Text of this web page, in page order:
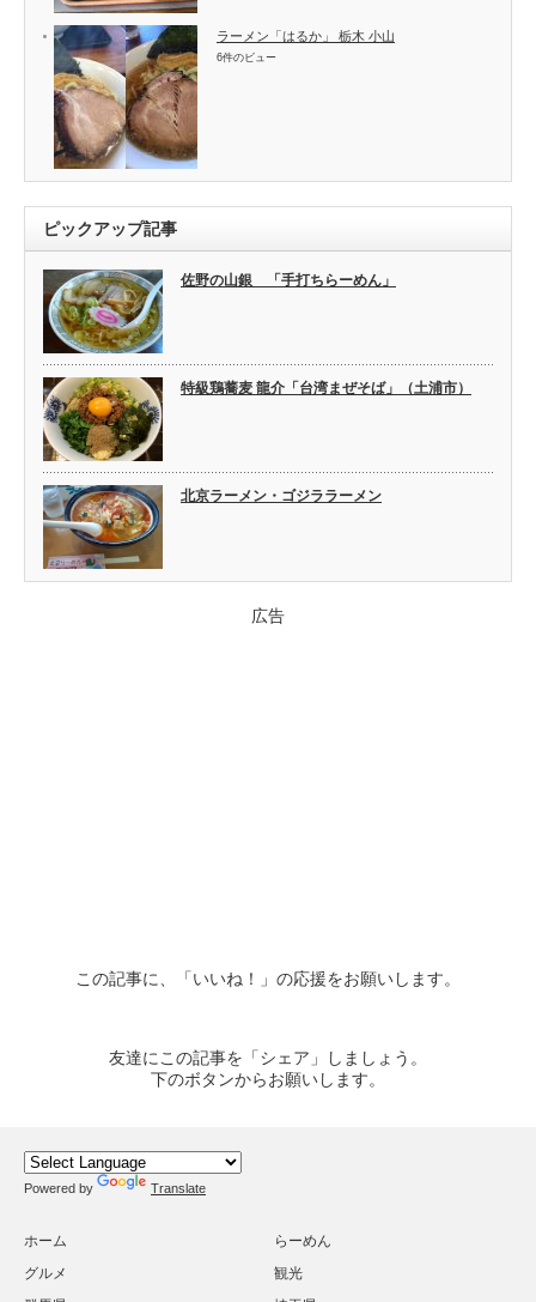
ラーメン「はるか」 栃木 小山
6件のビュー
ピックアップ記事
佐野の山銀 「手打ちらーめん」
特級鶏蕎麦 龍介「台湾まぜそば」（土浦市）
北京ラーメン・ゴジララーメン
広告
この記事に、「いいね！」の応援をお願いします。
友達にこの記事を「シェア」しましょう。
下のボタンからお願いします。
Powered by Translate
ホーム
らーめん
グルメ
観光